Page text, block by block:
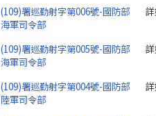
(109)署巡勤射字第006號-國防部
海軍司令部
(109)署巡勤射字第005號-國防部
海軍司令部
(109)署巡勤射字第004號-國防部
陸軍司令部